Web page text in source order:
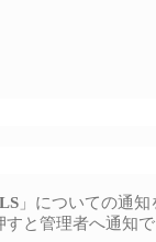
」についての通
すと管理者へ通知